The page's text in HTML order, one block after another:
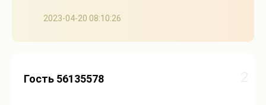
2023-04-20 08:10:26
Гость 56135578